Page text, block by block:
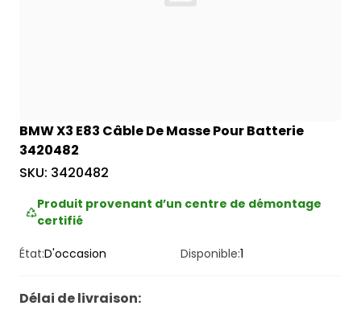
BMW X3 E83 Câble De Masse Pour Batterie
3420482
SKU: 3420482
Produit provenant d’un centre de démontage
certifié
État:D'occasion Disponible:1
Délai de livraison: